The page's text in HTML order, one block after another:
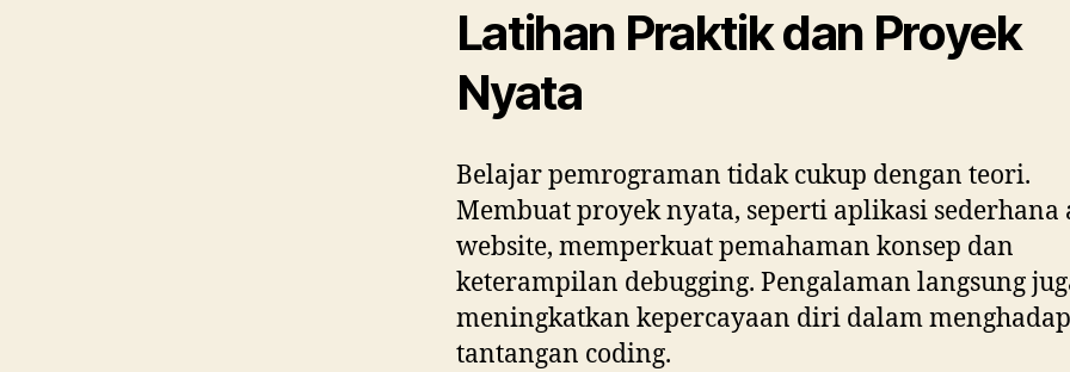
Latihan Praktik dan Proyek
Nyata
Belajar pemrograman tidak cukup dengan teori.
Membuat proyek nyata, seperti aplikasi sederhana
website, memperkuat pemahaman konsep dan
keterampilan debugging. Pengalaman langsung
meningkatkan kepercayaan diri dalam
tantangan coding.